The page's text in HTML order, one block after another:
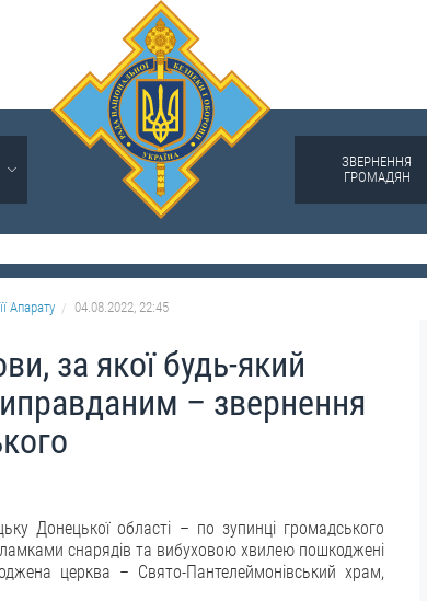
ЗВЕРНЕННЯ
ГРОМАДЯН
Апарату 04.08.2022, 22:45
за якої будь-який
– звернення
Донецької області – по зупинці громадського
снарядів та вибуховою хвилею пошкоджені
церква – Свято-Пантелеймонівський храм,